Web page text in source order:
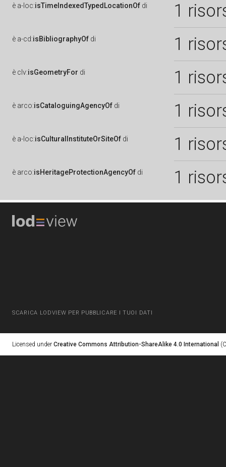
è a-loc:isTimeIndexedTypedLocationOf di 1
è a-cd:isBibliographyOf di 1
è clv:isGeometryFor di 1
è arco:isCataloguingAgencyOf di 1
è a-loc:isCulturalInstituteOrSiteOf di 1
è arco:isHeritageProtectionAgencyOf di 1
SCARICA LODVIEW PER PUBBLICARE I TUOI DATI
Licensed under Creative Commons Attribution-ShareAlike 4.0 International